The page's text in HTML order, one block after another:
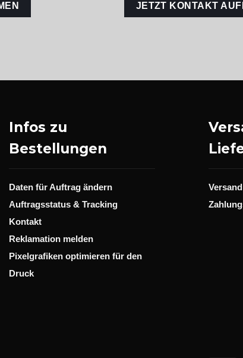
JETZT KONTAKT
Infos zu
Bestellungen
Daten für Auftrag ändern
Auftragsstatus & Tracking
Kontakt
Reklamation melden
Pixelgrafiken optimieren für den
Druck